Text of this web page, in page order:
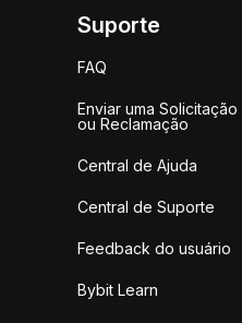
Suporte
FAQ
Enviar uma Solicitação
ou Reclamação
Central de Ajuda
Central de Suporte
Feedback do usuário
Bybit Learn